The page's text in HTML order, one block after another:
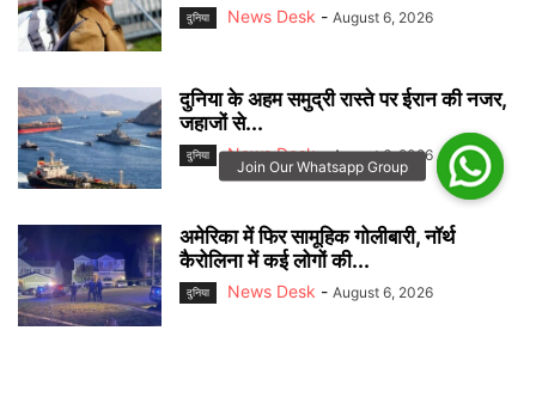
दुनिया News Desk - August 6, 2026
दुनिया के अहम समुद्री रास्ते पर ईरान की नजर,
जहाजों से...
दुनिया News Desk - August 6, 2026
अमेरिका में फिर सामूहिक गोलीबारी, नॉर्थ
कैरोलिना में कई लोगों की...
दुनिया News Desk - August 6, 2026